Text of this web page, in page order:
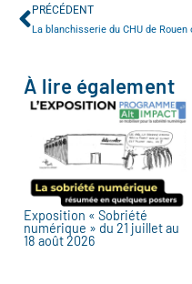
PRÉCÉDENT
À lire également
Exposition « Sobriété
numérique » du 21 juillet au
18 août 2026